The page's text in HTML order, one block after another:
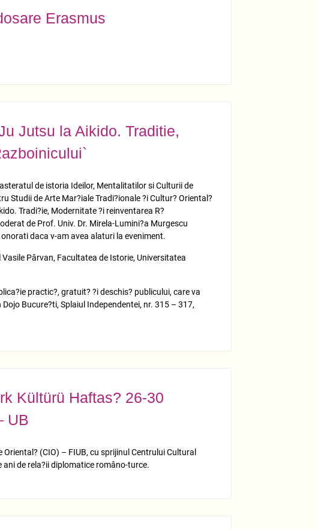
Erasmus
Jutsu la Aikido. Traditie,
de istoria Ideilor, Mentalitatilor si Culturii de
Studii de Arte Mar?iale Tradi?ionale ?i Cultur? Oriental?
Tradi?ie, Modernitate ?i reinventarea R?
de Prof. Univ. Dr. Mirela-Lumini?a Murgescu
daca v-am avea alaturi la eveniment.
Pârvan, Facultatea de Istorie, Universitatea
practic?, gratuit? ?i deschis? publicului, care va
Bucure?ti, Splaiul Independentei, nr. 315 – 317,
Kültürü Haftas? 26-30
UB
(CIO) – FIUB, cu sprijinul Centrului Cultural
ani de rela?ii diplomatice româno-turce.